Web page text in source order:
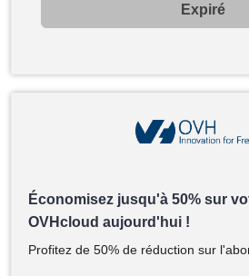
Expiré
Économisez jusqu'à 50% sur
OVHcloud aujourd'hui !
Profitez de 50% de réduction sur